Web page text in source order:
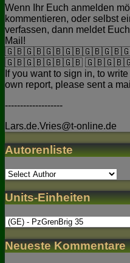
Wenn Ihr Euch anmelden
kommentieren, oder selbst
verfassen, dann meldet
Mail!
🇬🇧🇬🇧🇬🇧🇬🇧
If you want to sign in, to
own report, please sent a
-------------------
Lars.de.Vries@t-online.de
Autorenliste
Units-Einheiten
Neueste Kommentare